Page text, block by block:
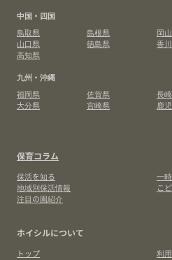
中国・四国
鳥取県
島根県 岡
山口県
徳島県 香
高知県
九州・沖縄
福岡県
佐賀県 長
大分県
宮崎県 鹿
保育コラム
保活を知る
一
地域別保活情報
こ
注目の園紹介
ホイシルについて
トップ
利